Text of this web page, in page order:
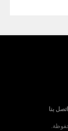
اتصل بنا